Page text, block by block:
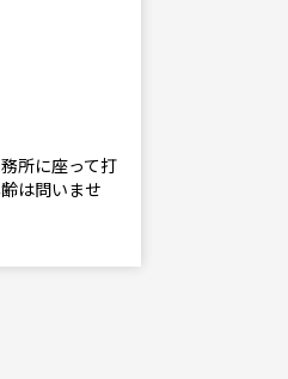
所に座って打
は問いませ